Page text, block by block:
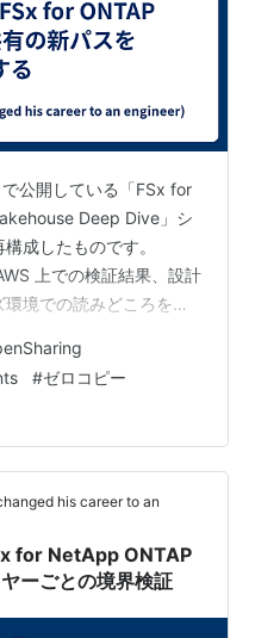
公開している「FSx for
Deep Dive」シ
成したものです。
上での検証結果、設計
境での読みどころを補
後継、Linux Foundation
カニズムが FSx for
#ゼロコピー
his career to an
for NetApp ONTAP
ーごとの境界検証